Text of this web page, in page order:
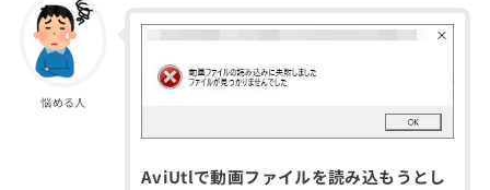
悩める人
AviUtlで動画ファイルを読み込もうとし